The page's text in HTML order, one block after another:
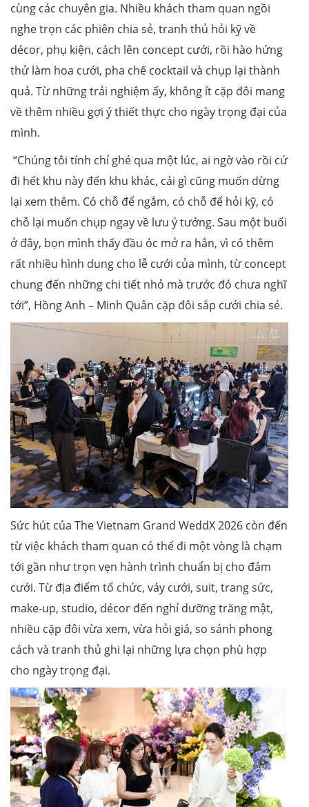
cùng các chuyên gia. Nhiều khách tham quan ngồi
nghe trọn các phiên chia sẻ, tranh thủ hỏi kỹ về
décor, phụ kiện, cách lên concept cưới, rồi hào hứng
thử làm hoa cưới, pha chế cocktail và chụp lại thành
quả. Từ những trải nghiệm ấy, không ít cặp đôi mang
về thêm nhiều gợi ý thiết thực cho ngày trọng đại của
mình.
“Chúng tôi tính chỉ ghé qua một lúc, ai ngờ vào rồi cứ
đi hết khu này đến khu khác, cái gì cũng muốn dừng
lại xem thêm. Có chỗ để ngắm, có chỗ để hỏi kỹ, có
chỗ lại muốn chụp ngay về lưu ý tưởng. Sau một buổi
ở đây, bọn mình thấy đầu óc mở ra hẳn, vì có thêm
rất nhiều hình dung cho lễ cưới của mình, từ concept
chung đến những chi tiết nhỏ mà trước đó chưa nghĩ
tới”, Hồng Anh – Minh Quân cặp đôi sắp cưới chia sẻ.
Sức hút của The Vietnam Grand WeddX 2026 còn đến
từ việc khách tham quan có thể đi một vòng là chạm
tới gần như trọn vẹn hành trình chuẩn bị cho đám
cưới. Từ địa điểm tổ chức, váy cưới, suit, trang sức,
make-up, studio, décor đến nghỉ dưỡng trăng mật,
nhiều cặp đôi vừa xem, vừa hỏi giá, so sánh phong
cách và tranh thủ ghi lại những lựa chọn phù hợp
cho ngày trọng đại.